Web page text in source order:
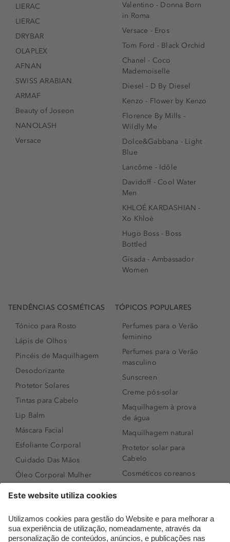
LIERAC
LIERAC
DRYBAR
OLAPLEX
AFNAN
SWISS ARABIAN
ARMAF
Beauty of Joseon
NANOLASH
Versace
Valentino - Donna Born
in Roma
Versace - Eros
Tom Ford - Black Orchid
Chanel - Coco
Mademoiselle
Diesel - D By Diesel
Kenzo - Flower by Kenzo
Florence By Mills -
Wildly Me
Dolce&Gabbana - Light
Blue
Lancôme - Idôle
Davidoff - Cool Water
Men
KHLOÉ KARDASHIAN -
Xo Khloè
Hugo Boss - Boss
Bottled
Gisada - Ambassador
Women
TENDÊNCIAS COSMÉTICAS
Tónico para Rosto
Lápis de Olhos
Pincéis de Maquilhagem
Desodorizante
Protetor Solares
Tintas para Cabelo
Lip Balm
Máscara Facial
Esfoliante Corporal
Cuidado Das Mãos
Óleo Corporal Mulher
Sérum de Rosto
Body mist & Spray
TÓPICOS POPULARES
Perfumes para o Verão
feminino
Perfumes para o Verão
masculino
Sunscreen
Creme pós-solar
Maquilhagem à prova
de água
Maquilhagem natural
Protetor solar para
Cabelo
Cosméticos coreanos
Perfumes árabes
Novidades